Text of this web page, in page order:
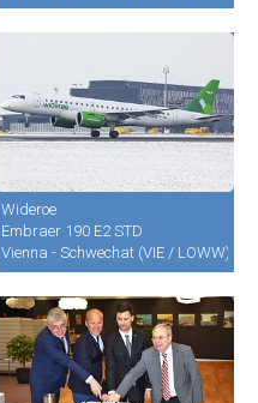
Wideroe
Embraer 190 E2 STD
Vienna - Schwechat (VIE / LOWW)